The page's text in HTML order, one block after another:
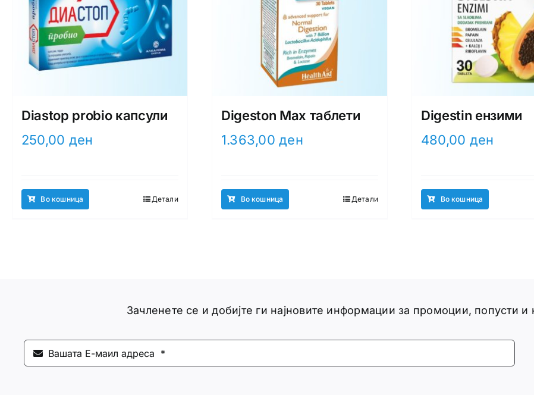
Diastop probio капсули
250,00 ден
Во кошница Детали
Digeston Max таблети
1.363,00ден
Во кошница Детали
Digestin ензими
480,00 ден
Во кошница
Зачленете се и добијте ги најновите информации за промоции, попусти